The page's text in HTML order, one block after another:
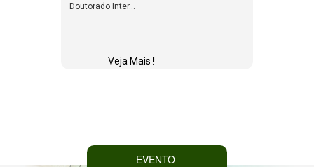
Doutorado Inter...
Veja Mais !
EVENTO